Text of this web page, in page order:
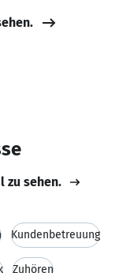
zu sehen.
Kundenbetreuung
Zuhören